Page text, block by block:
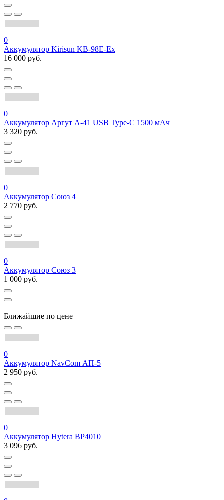
0
Аккумулятор Kirisun KB-98E-Ex
16 000 руб.
0
Аккумулятор Аргут А-41 USB Type-C 1500 мАч
3 320 руб.
0
Аккумулятор Союз 4
2 770 руб.
0
Аккумулятор Союз 3
1 000 руб.
Ближайшие по цене
0
Аккумулятор NavCom АП-5
2 950 руб.
0
Аккумулятор Hytera BP4010
3 096 руб.